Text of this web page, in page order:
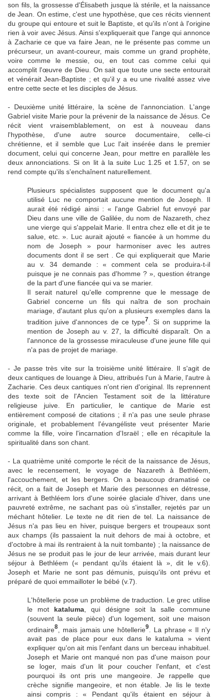
son fils, la grossesse d'Élisabeth jusque là stérile, et la naissance
de Jean. On estime, c'est une hypothèse, que ces récits viennent
du groupe qui entoure et suit le Baptiste, et qu'ils n'ont à l'origine
rien à voir avec Jésus. Ainsi s'expliquerait que l'ange qui annonce
à Zacharie ce que va faire Jean, ne le présente pas comme un
précurseur, un avant-coureur, mais comme un grand prophète,
voire comme le messie, ou, en tout cas comme celui qui
accomplit l'œuvre de Dieu. On sait que toute une secte entourait
et vénérait Jean-Baptiste ; et qu'il y a eu une rivalité assez vive
entre cette secte et les disciples de Jésus.
- Deuxième unité littéraire, la scène de l'annonciation. L'ange
Gabriel visite Marie pour la prévenir de la naissance de Jésus. Ce
récit vient vraisemblablement, on est à nouveau dans
l'hypothèse, d'une autre source documentaire, celle-ci
chrétienne, et il semble que Luc l'ait insérée dans le premier
document, celui qui concerne Jean, pour mettre en parallèle les
deux annonciations. Si on lit à la suite Luc 1.25 et 1.57, on se
rend compte qu'ils s'enchaînent naturellement.
Plusieurs spécialistes supposent que le document qu'a
utilisé Luc ne comportait aucune mention de Joseph. Il
aurait été rédigé ainsi : « l'ange Gabriel fut envoyé par
Dieu dans une ville de Galilée, du nom de Nazareth, chez
une vierge qui s'appelait Marie. Il entra chez elle et dit je te
salue, etc. ». Luc aurait ajouté « fiancée à un homme du
nom de Joseph » pour harmoniser avec les autres
documents dont il se sert . Ce qui expliquerait que Marie
au v. 34 demande : « comment cela se produira-t-il
puisque je ne connais pas d'homme ? », question étrange
de la part d'une fiancée qui va se marier.
Il serait naturel qu'elle comprenne que le message de
Gabriel concerne un fils qui naîtra de son prochain
mariage, d'autant plus qu'on a plusieurs exemples dans la
tradition juive d'annonces de ce type7
. Si on supprime la
mention de Joseph au v. 27, la difficulté disparaît. On a
l'annonce de la grossesse miraculeuse d'une jeune fille qui
n'a pas de projet de mariage.
- Je passe très vite sur la troisième unité littéraire. Il s'agit de
deux cantiques de louange à Dieu, attribués l'un à Marie, l'autre à
Zacharie. Ces deux cantiques n'ont rien d'original. Ils reprennent
des texte soit de l'Ancien Testament soit de la littérature
religieuse juive. En particulier, le cantique de Marie est
entièrement composé de citations ; il n'a pas une seule phrase
originale, et probablement l'évangéliste veut présenter Marie
comme la fille, voire l'incarnation d'Israël ; elle en récapitule la
spiritualité dans son chant.
- La quatrième unité comporte le récit de la naissance de Jésus,
avec le recensement, le voyage de Nazareth à Bethléem,
l'accouchement, et les bergers. On a beaucoup dramatisé ce
récit, on a fait de Joseph et Marie des personnes en détresse,
arrivant à Bethléem lors d'une soirée glaciale d'hiver, dans une
pauvreté extrême, ne sachant pas où s'installer, rejetés par un
méchant hôtelier. Le texte ne dit rien de tel. La naissance de
Jésus n'a pas lieu en hiver, puisque bergers et troupeaux sont
aux champs (ils passaient la nuit dehors de mai à octobre, et
d'octobre à mai ils rentraient à la nuit tombante) ; la naissance de
Jésus ne se produit pas le jour de leur arrivée, mais durant leur
séjour à Bethléem (« pendant qu'ils étaient là », dit le v.6).
Joseph et Marie ne sont pas démunis, puisqu'ils ont prévu et
préparé de quoi emmailloter le bébé (v.7).
L'hôtellerie pose un problème de traduction. Le grec utilise
le mot kataluma , qui désigne soit la salle commune
(souvent la seule pièce) d'un logement, soit une maison
ordinaire8 , mais jamais une hôtellerie9
. La phrase « Il n'y
avait pas de place pour eux dans le kataluma » vient
expliquer qu'on ait mis l'enfant dans un berceau inhabituel.
Joseph et Marie ont manqué non pas d'une maison pour
se loger, mais d'un lit pour coucher l'enfant, et c'est
pourquoi ils ont pris une mangeoire. Je rappelle que
crèche signifie mangeoire, et non étable. Je lis le texte
ainsi compris : « Pendant qu'ils étaient en séjour à